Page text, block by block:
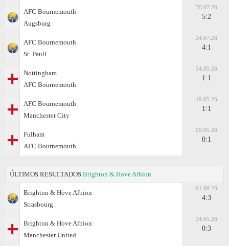
AFC Bournemouth
Augsburg
30.07.26
5:2
AFC Bournemouth
St. Pauli
24.07.26
4:1
Nottingham
AFC Bournemouth
24.05.26
1:1
AFC Bournemouth
Manchester City
19.05.26
1:1
Fulham
AFC Bournemouth
09.05.26
0:1
ÚLTIMOS RESULTADOS Brighton & Hove Albion
Brighton & Hove Albion
Strasbourg
01.08.26
4:3
Brighton & Hove Albion
Manchester United
24.05.26
0:3